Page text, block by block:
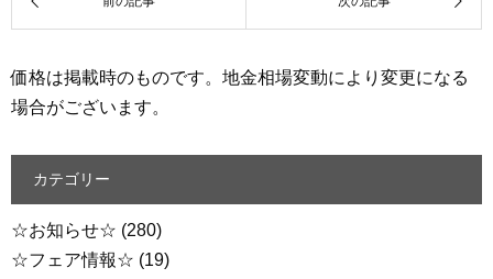
価格は掲載時のものです。地金相場変動により変更になる
場合がございます。
カテゴリー
☆お知らせ☆ (280)
☆フェア情報☆ (19)